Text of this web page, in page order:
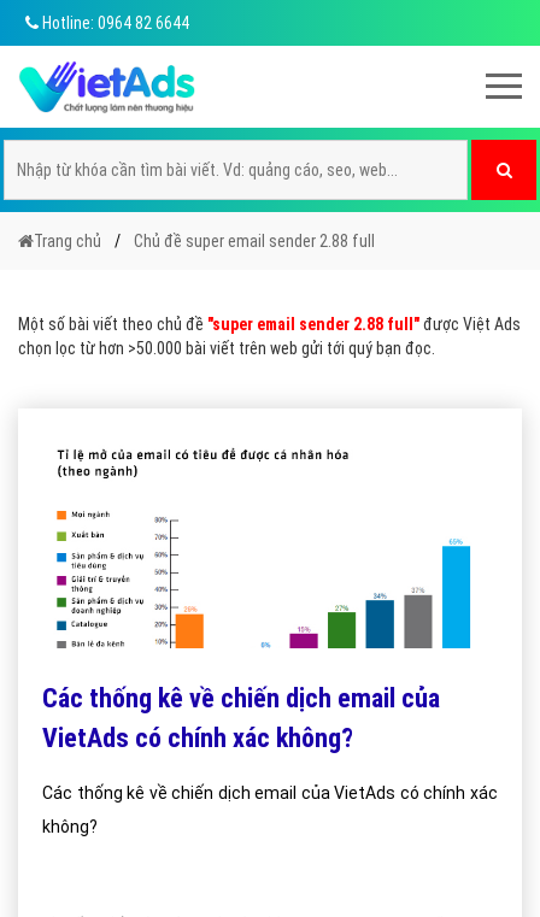
Hotline: 0964 82 6644
Trang chủ Chủ đề super email sender 2.88 full
Một số bài viết theo chủ đề "super email sender 2.88 full"được Việt Ads
chọn lọc từ hơn >50.000 bài viết trên web gửi tới quý bạn đọc.
Các thống kê về chiến dịch email của
VietAds có chính xác không?
Các thống kê về chiến dịch email của VietAds có chính xác
không?